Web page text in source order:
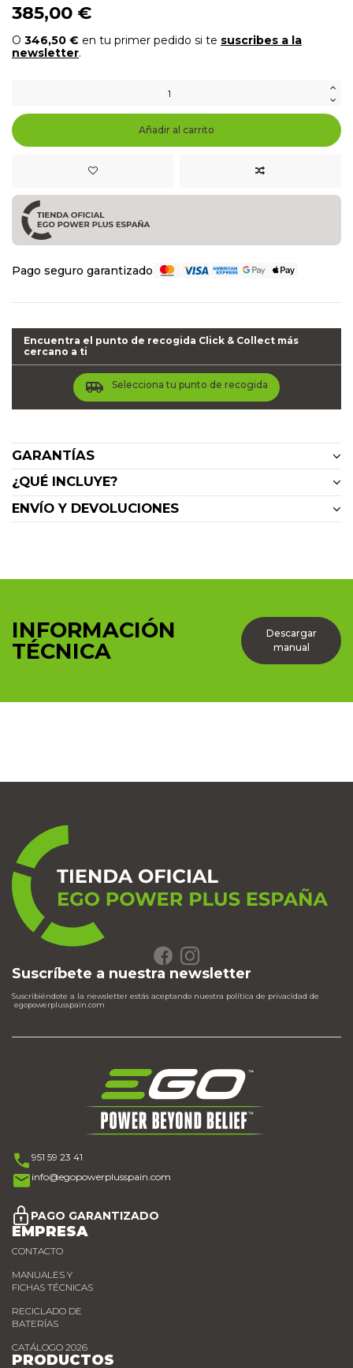
385,00 €
O 346,50 € en tu primer pedido si te suscribes a la
newsletter.
Añadir al carrito
Pago seguro garantizado
Encuentra el punto de recogida Click & Collect más
cercano a ti
airport_shuttle Selecciona tu punto de recogida
GARANTÍAS
¿QUÉ INCLUYE?
ENVÍO Y DEVOLUCIONES
INFORMACIÓN
TÉCNICA
Descargar
manual
Suscríbete a nuestra newsletter
Suscribiéndote a la newsletter estás aceptando nuestra política de privacidad de
egopowerplusspain.com
951 59 23 41
info@egopowerplusspain.com
PAGO GARANTIZADO
EMPRESA
CONTACTO
MANUALES Y
FICHAS TÉCNICAS
RECICLADO DE
BATERÍAS
CATÁLOGO 2026
PRODUCTOS